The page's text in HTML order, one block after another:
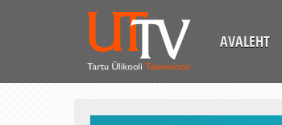
AVALEHT